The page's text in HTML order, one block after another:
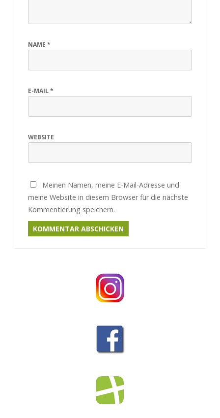
NAME *
E-MAIL*
WEBSITE
Meinen Namen, meine E-Mail-Adresse und
meine Website in diesem Browser für die nächste
Kommentierung speichern.